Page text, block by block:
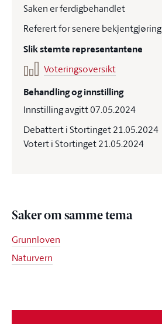
Saken er ferdigbehandlet
Referert for senere bekjentgjøring
Slik stemte representantene
Voteringsoversikt
Behandling og innstilling
Innstilling avgitt 07.05.2024
Debattert i Stortinget 21.05.2024
Votert i Stortinget 21.05.2024
Saker om samme tema
Grunnloven
Naturvern